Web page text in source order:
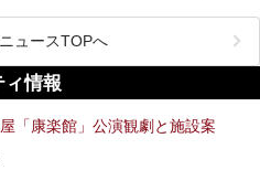
に行われる「秋田竿燈まつり」は、たく
げた大きな竿燈を「ドッコイショ」の掛
駅周辺を練り歩きます。
万個の提灯がまるで天の川のように連
ありますよ！
ュースTOPへ
ィ情報
「康楽館」公演観劇と施設案